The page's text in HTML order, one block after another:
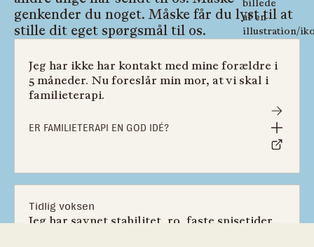
genkender du noget. Måske får du lyst til at
stille dit eget spørgsmål til os.
Jeg har ikke har kontakt med mine forældre i
5 måneder. Nu foreslår min mor, at vi skal i
familieterapi.
ER FAMILIETERAPI EN GOD IDÉ?
Tidlig voksen
Jeg har savnet stabilitet, ro, faste spisetider,